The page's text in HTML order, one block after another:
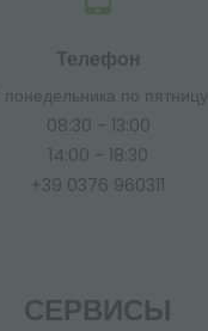
Телефон
по пятницу
08:30 - 13:00
14:00 - 18:30
+39 0376 960311
СЕРВИСЫ